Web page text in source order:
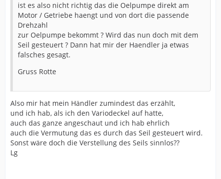
ist es also nicht richtig das die Oelpumpe direkt am
Motor / Getriebe haengt und von dort die passende
Drehzahl
zur Oelpumpe bekommt ? Wird das nun doch mit dem
Seil gesteuert ? Dann hat mir der Haendler ja etwas
falsches gesagt.
Gruss Rotte
Also mir hat mein Händler zumindest das erzählt,
und ich hab, als ich den Variodeckel auf hatte,
auch das ganze angeschaut und ich hab ehrlich
auch die Vermutung das es durch das Seil gesteuert wird.
Sonst wäre doch die Verstellung des Seils sinnlos??
Lg